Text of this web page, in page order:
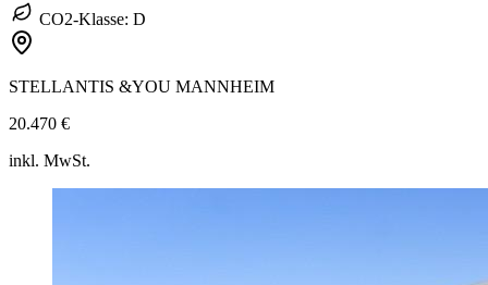
CO2-Klasse: D
STELLANTIS &YOU MANNHEIM
20.470 €
inkl. MwSt.